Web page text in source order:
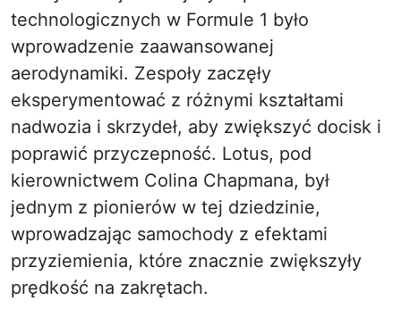
technologicznych w Formule 1 było
wprowadzenie zaawansowanej
aerodynamiki. Zespoły zaczęły
eksperymentować z różnymi kształtami
nadwozia i skrzydeł, aby zwiększyć docisk i
poprawić przyczepność. Lotus, pod
kierownictwem Colina Chapmana, był
jednym z pionierów w tej dziedzinie,
wprowadzając samochody z efektami
przyziemienia, które znacznie zwiększyły
prędkość na zakrętach.